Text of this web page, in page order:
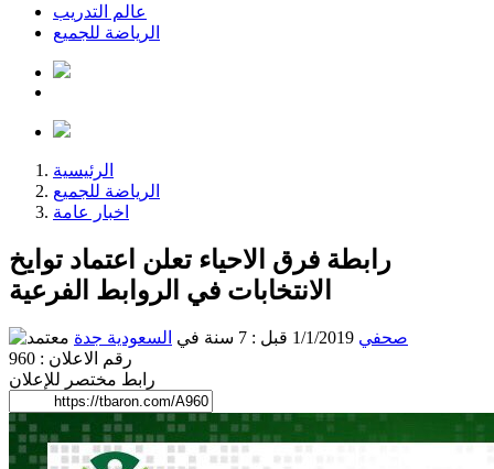
عالم التدريب
الرياضة للجميع
الرئيسية
الرياضة للجميع
اخبار عامة
رابطة فرق الاحياء تعلن اعتماد توايخ
الانتخابات في الروابط الفرعية
صحفي 1/1/2019 قبل : 7 سنة في السعودية جدة
رقم الاعلان : 960
رابط مختصر للإعلان